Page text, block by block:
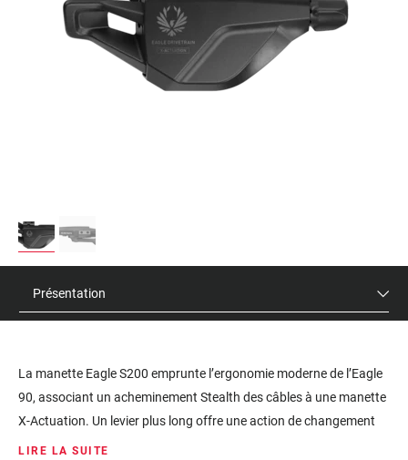
Présentation
La manette Eagle S200 emprunte l’ergonomie moderne de l’Eagle
90, associant un acheminement Stealth des câbles à une manette
X-Actuation. Un levier plus long offre une action de changement
de vitesse plus légère, tandis qu’un simple clic dédié garantit des
LIRE LA SUITE